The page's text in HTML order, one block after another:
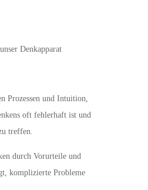
Denkapparat
Prozessen und Intuition,
oft fehlerhaft ist und
treffen.
durch Vorurteile und
komplizierte Probleme